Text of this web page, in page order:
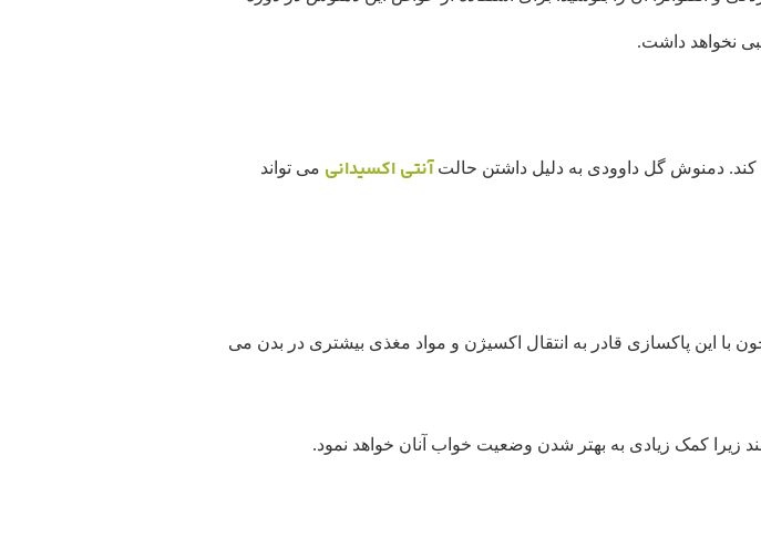
دمنوش گل داوودی به دلیل داشتن حالتآنتی اکسیدانی می تواند
با این پاکسازی قادر به انتقال اکسیژن و مواد مغذی بیشتری در بدن می
زیرا کمک زیادی به بهتر شدن وضعیت خواب آنان خواهد نمود.